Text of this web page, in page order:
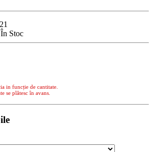
În Stoc
in funcție de cantitate.
se plătesc în avans.